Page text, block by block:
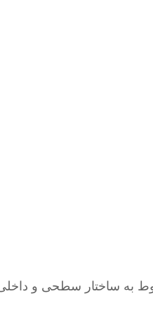
به ساختار سطحی و